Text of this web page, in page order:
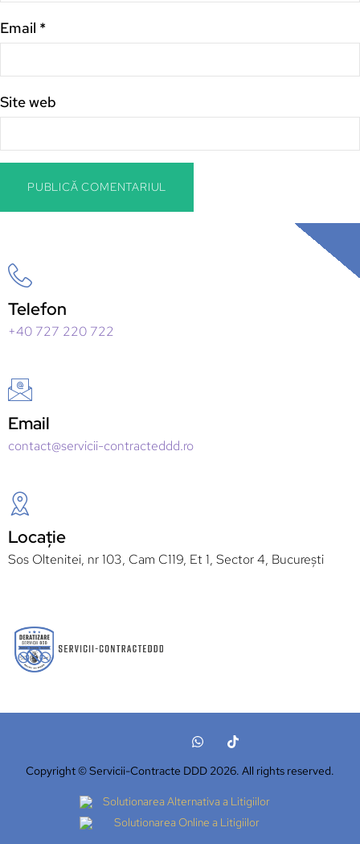
Email *
Site web
Telefon
+40 727 220 722
Email
contact@servicii-contracteddd.ro
Locație
Sos Oltenitei, nr 103, Cam C119, Et 1, Sector 4, București
Copyright © Servicii-Contracte DDD 2026. All rights reserved.